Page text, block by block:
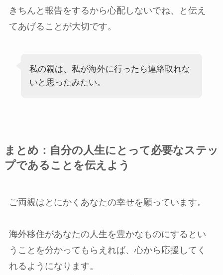
きちんと報告をするから心配しないでね、と伝え
てあげることが大切です。
私の親は、私が海外に行ったら連絡取れな
いと思ったみたい。
まとめ：自分の人生にとって必要なステッ
プであることを伝えよう
ご両親はとにかくあなたの幸せを願っています。
海外移住があなたの人生を豊かなものにするとい
うことを分かってもらえれば、心から応援してく
れるようになります。